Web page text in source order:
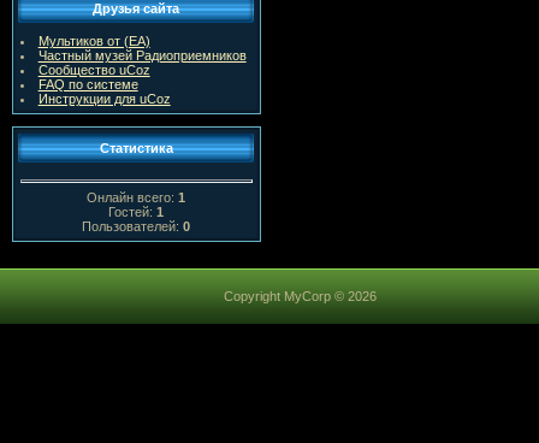
Друзья сайта
Мультиков от (ЕА)
Частный музей Радиоприемников
Сообщество uCoz
FAQ по системе
Инструкции для uCoz
Статистика
Онлайн всего:1
Гостей:1
Пользователей:0
Copyright MyCorp © 2026